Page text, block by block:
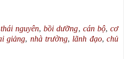
thái nguyên,bồi dưỡng, cán bộ,cơ
giảng, nhà trường, lãnh đạo,chủ